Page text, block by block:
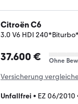
Citroën C6
3.0 V6 HDI
37.600 € Ohne
Versicherung
Unfallfrei • EZ 06/2010